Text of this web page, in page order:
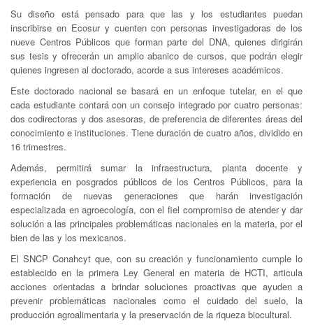
Su diseño está pensado para que las y los estudiantes puedan
inscribirse en Ecosur y cuenten con personas investigadoras de los
nueve Centros Públicos que forman parte del DNA, quienes dirigirán
sus tesis y ofrecerán un amplio abanico de cursos, que podrán elegir
quienes ingresen al doctorado, acorde a sus intereses académicos.
Este doctorado nacional se basará en un enfoque tutelar, en el que
cada estudiante contará con un consejo integrado por cuatro personas:
dos codirectoras y dos asesoras, de preferencia de diferentes áreas del
conocimiento e instituciones. Tiene duración de cuatro años, dividido en
16 trimestres.
Además, permitirá sumar la infraestructura, planta docente y
experiencia en posgrados públicos de los Centros Públicos, para la
formación de nuevas generaciones que harán investigación
especializada en agroecología, con el fiel compromiso de atender y dar
solución a las principales problemáticas nacionales en la materia, por el
bien de las y los mexicanos.
El SNCP Conahcyt que, con su creación y funcionamiento cumple lo
establecido en la primera Ley General en materia de HCTI, articula
acciones orientadas a brindar soluciones proactivas que ayuden a
prevenir problemáticas nacionales como el cuidado del suelo, la
producción agroalimentaria y la preservación de la riqueza biocultural.